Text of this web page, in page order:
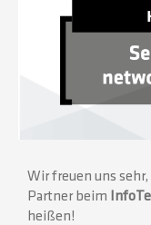
Wir freuen uns sehr,
Partner beim
heißen!